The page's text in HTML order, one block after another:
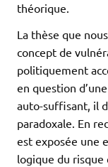
théorique.
La thèse que
concept de
politiquement
en question
auto-suffisant, il
paradoxale. En
est exposée une
logique du